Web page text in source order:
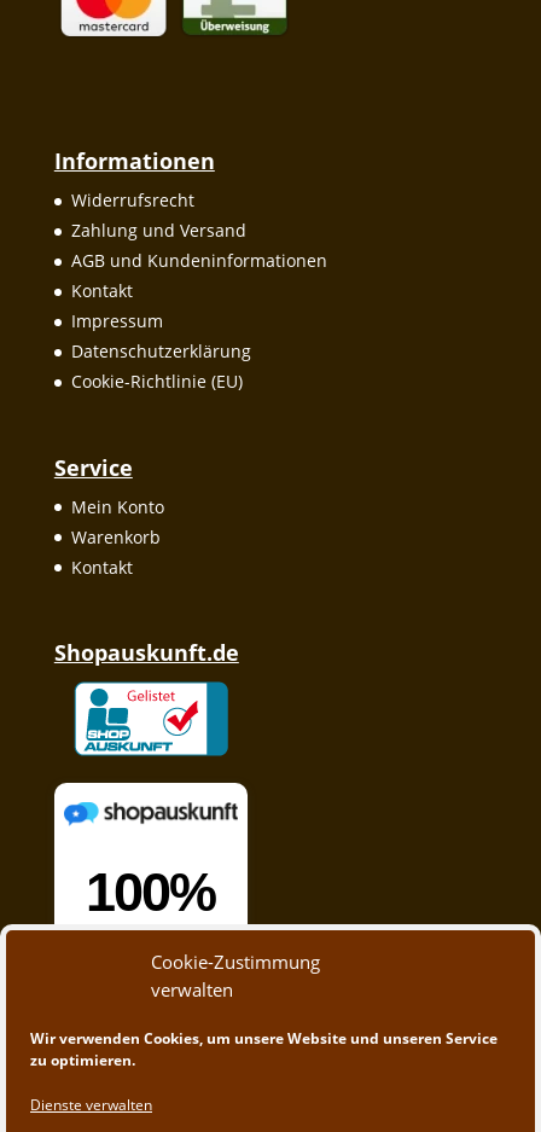
Cookie-Zustimmung
verwalten
Wir verwenden Cookies, um unsere Website und unseren Service
zu optimieren.
Dienste verwalten
Informationen
Widerrufsrecht
Zahlung und Versand
AGB und Kundeninformationen
Kontakt
Impressum
Datenschutzerklärung
Cookie-Richtlinie (EU)
Service
Mein Konto
Warenkorb
Kontakt
Shopauskunft.de